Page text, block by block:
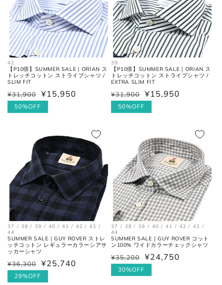
42
【P10倍】SUMMER SALE｜ORIAN ス
トレッチコットン ストライプシャツ /
SLIM FIT
通
常
¥31,900
セ
ー
¥15,950
50%OFF
39
【P10倍】SUMMER SALE｜ORIAN ス
トレッチコットン ストライプシャツ /
EXTRA SLIM FIT
通
常
¥31,900
セ
ー
¥15,950
50%OFF
37 / 38 / 39 / 40 / 41 / 42 / 43 /
44
SUMMER SALE｜GUY ROVER ストレ
ッチコットン レギュラーカラーシアサ
ッカーシャツ
通
常
¥36,300
セ
ー
¥25,740
29%OFF
37 / 38 / 39 / 40 / 41 / 42 / 43 /
44
SUMMER SALE｜GUY ROVER コット
ン100% ワイドカラーチェックシャツ
通
常
¥35,200
セ
ー
¥24,750
30%OFF